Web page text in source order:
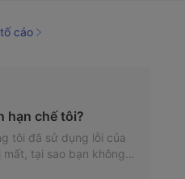
cáo
tôi đã sử dụng lỗi của
tại sao bạn không